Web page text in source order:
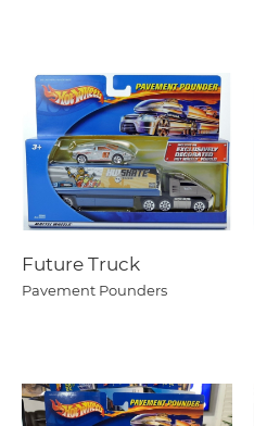
Future Truck
Pavement Pounders